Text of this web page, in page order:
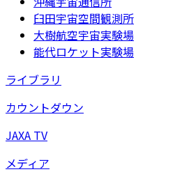
臼田宇宙空間観測所
大樹航空宇宙実験場
能代ロケット実験場
ライブラリ
カウントダウン
JAXA TV
メディア